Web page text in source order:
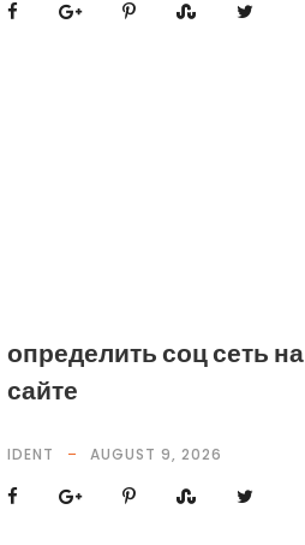
определить соц сеть на
сайте
IDENT AUGUST 9, 2026